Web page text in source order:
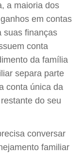
a maioria dos
em contas
suas finanças
conta
da família
separa parte
conta única da
do seu
conversar
familiar